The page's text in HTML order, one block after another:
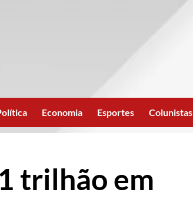
Economia Esportes Colunistas
trilhão em